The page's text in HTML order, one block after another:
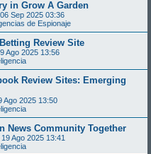
in Grow A Garden
06 Sep 2025 03:36
de Espionaje
Review Site
Ago 2025 13:56
Review Sites: Emerging
Ago 2025 13:50
News Community Together
19 Ago 2025 13:41